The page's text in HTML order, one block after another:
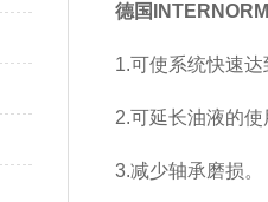
德国
1.可使系统快速
2.可延长油液的
3.减少轴承磨损。